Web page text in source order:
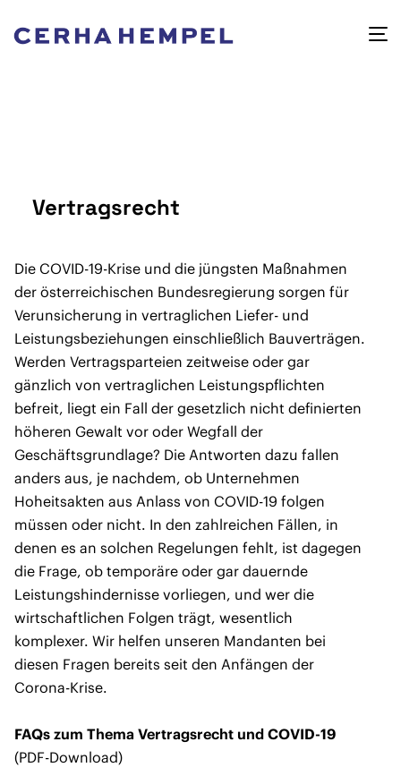
Vertragsrecht
Die COVID-19-Krise und die jüngsten Maßnahmen
der österreichischen Bundesregierung sorgen für
Verunsicherung in vertraglichen Liefer- und
Leistungsbeziehungen einschließlich Bauverträgen.
Werden Vertragsparteien zeitweise oder gar
gänzlich von vertraglichen Leistungspflichten
befreit, liegt ein Fall der gesetzlich nicht definierten
höheren Gewalt vor oder Wegfall der
Geschäftsgrundlage? Die Antworten dazu fallen
anders aus, je nachdem, ob Unternehmen
Hoheitsakten aus Anlass von COVID-19 folgen
müssen oder nicht. In den zahlreichen Fällen, in
denen es an solchen Regelungen fehlt, ist dagegen
die Frage, ob temporäre oder gar dauernde
Leistungshindernisse vorliegen, und wer die
wirtschaftlichen Folgen trägt, wesentlich
komplexer. Wir helfen unseren Mandanten bei
diesen Fragen bereits seit den Anfängen der
Corona-Krise.
FAQs zum Thema Vertragsrecht und COVID-19
(PDF-Download)